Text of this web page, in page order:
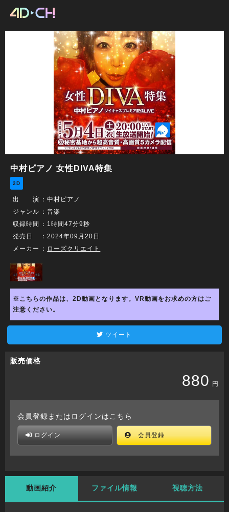
中村ピアノ 女性DIVA特集
2D
出 演 ：中村ピアノ
ジャンル ：音楽
収録時間
：1時間47分9秒
発売日
：2024年09月20日
メーカー
： ローズクリエイト
※こちらの作品は、2D動画となります。VR動画をお求めの方はご
注意ください。
ツイート
販売価格
880 円
会員登録またはログインはこちら
ログイン 会員登録
動画紹介 ファイル情報 視聴方法